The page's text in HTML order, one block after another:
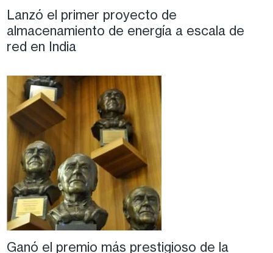
Lanzó el primer proyecto de
almacenamiento de energía a escala de
red en India
Ganó el premio más prestigioso de la